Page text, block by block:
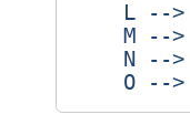
L -->
M -->
N -->